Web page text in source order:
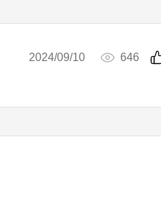
2024/09/10 646